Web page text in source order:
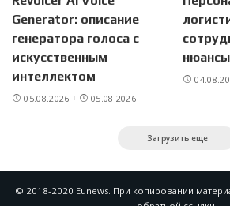
Generator: описание
генератора голоса с
искусственным
интеллектом
05.08.2026 05.08.2026
нюансы
Загрузить еще
© 2018-2020 Eunews. При копировании